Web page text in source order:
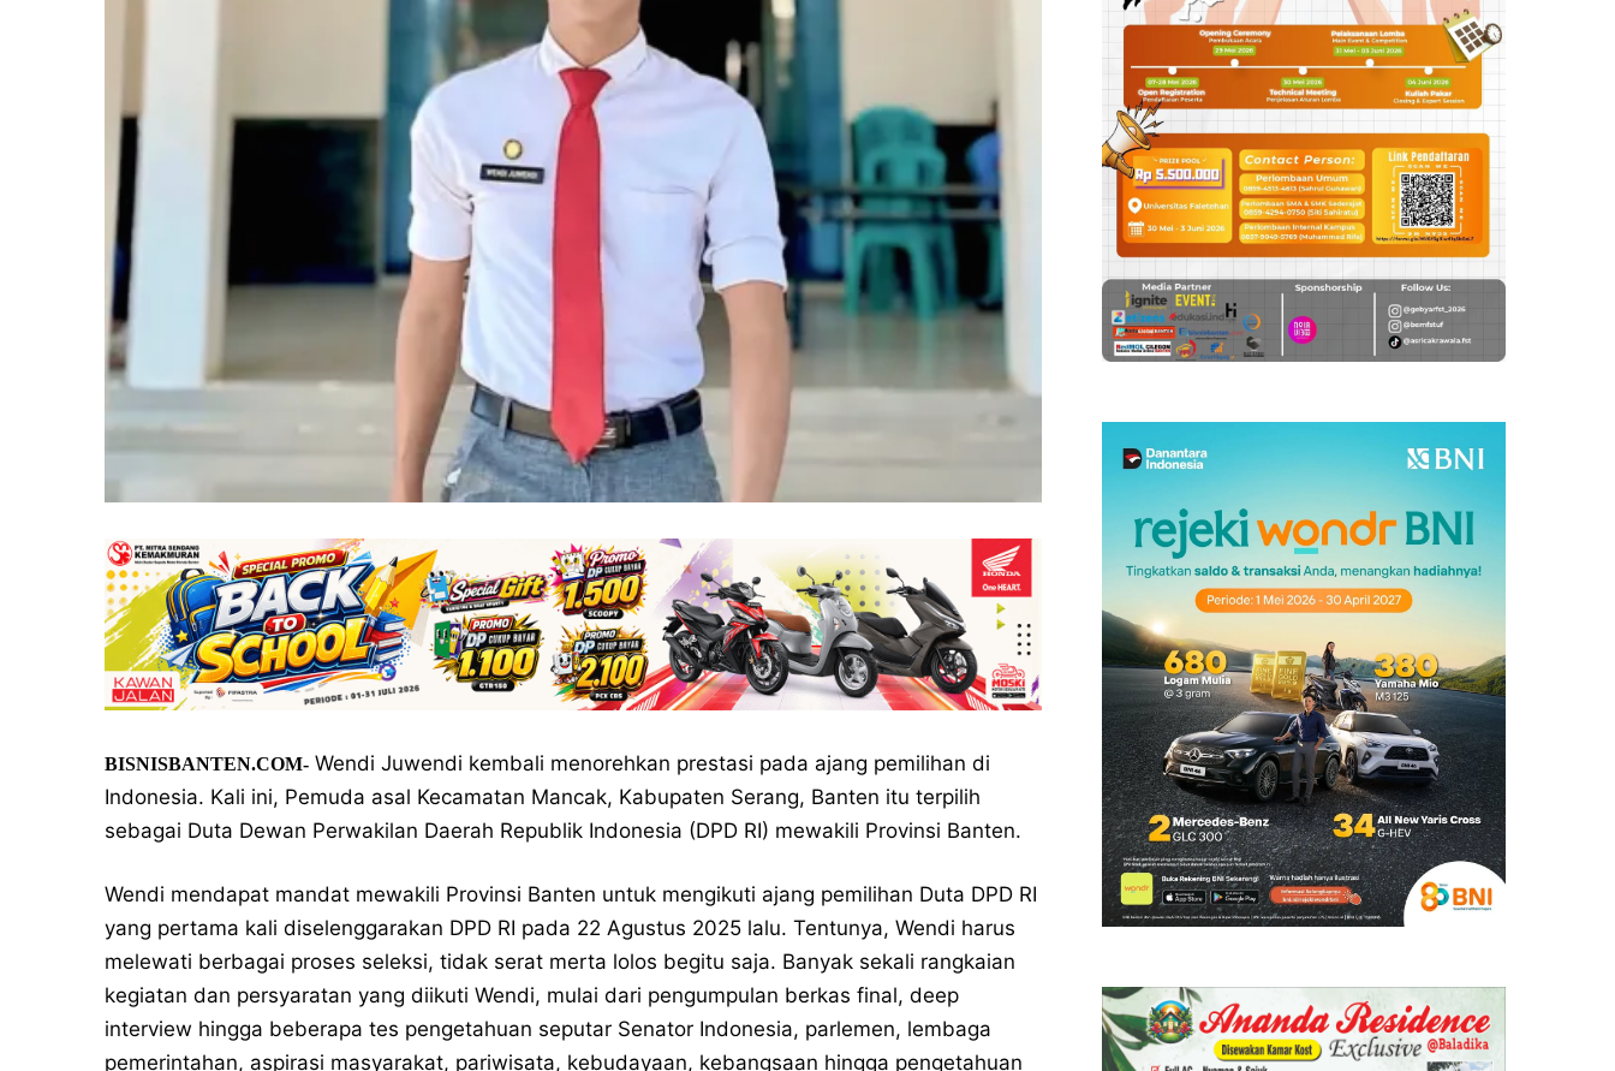
BISNISBANTEN.COM- Wendi Juwendi kembali menorehkan prestasi pada ajang pemilihan di
Indonesia. Kali ini, Pemuda asal Kecamatan Mancak, Kabupaten Serang, Banten itu terpilih
sebagai Duta Dewan Perwakilan Daerah Republik Indonesia (DPD RI) mewakili Provinsi Banten.
Wendi mendapat mandat mewakili Provinsi Banten untuk mengikuti ajang pemilihan Duta DPD RI
yang pertama kali diselenggarakan DPD RI pada 22 Agustus 2025 lalu. Tentunya, Wendi harus
melewati berbagai proses seleksi, tidak serat merta lolos begitu saja. Banyak sekali rangkaian
kegiatan dan persyaratan yang diikuti Wendi, mulai dari pengumpulan berkas final, deep
interview hingga beberapa tes pengetahuan seputar Senator Indonesia, parlemen, lembaga
pemerintahan, aspirasi masyarakat, pariwisata, kebudayaan, kebangsaan hingga pengetahuan